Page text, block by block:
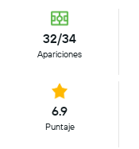
32/34
Apariciones
6.9
Puntaje